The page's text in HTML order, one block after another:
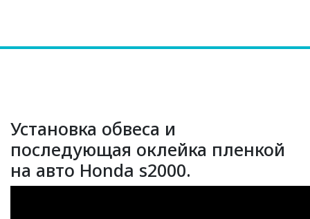
Установка обвеса и
последующая оклейка пленкой
на авто Honda s2000.